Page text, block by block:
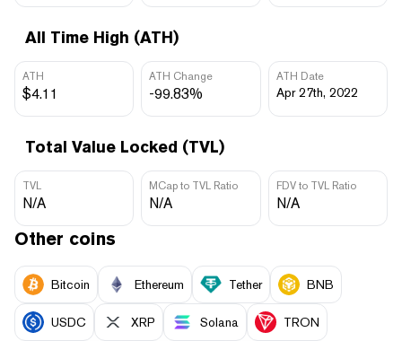
All Time High (ATH)
ATH
$4.11
ATH Change
-99.83%
ATH Date
Apr 27th, 2022
Total Value Locked (TVL)
TVL
N/A
MCap to TVL Ratio
N/A
FDV to TVL Ratio
N/A
Other coins
Bitcoin Ethereum Tether BNB
USDC XRP Solana TRON